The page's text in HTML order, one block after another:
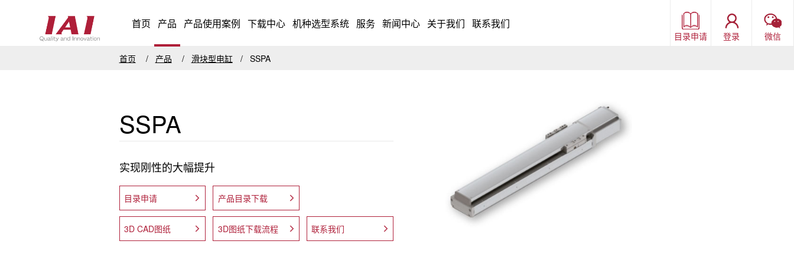
首页 产品 产品使用案例 下载中心 机种选型系统 服务 新闻中心 关于我们 联系我们
目录申请 登录
微信
首页
产品 滑块型电缸 SSPA
SSPA
实现刚性的大幅提升
目录申请 产品目录下载
3D CAD图纸 3D图纸下载流程 联系我们